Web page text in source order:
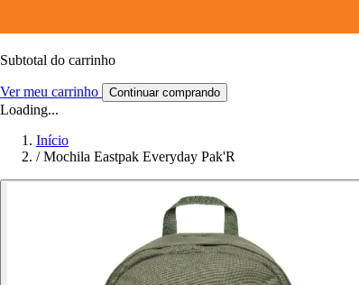
Subtotal do carrinho
Ver meu carrinho Continuar comprando
Loading...
Início
/ Mochila Eastpak Everyday Pak'R